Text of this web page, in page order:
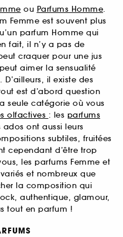
ou Parfums Homme.
Femme est souvent plus
parfum Homme qui
fait, il n’y a pas de
craquer pour une jus
aimer la sensualité
il existe des
est d’abord question
seule catégorie où vous
olfactives : les parfums
ados ont aussi leurs
subtiles, fruitées
cependant d’être trop
les parfums Femme et
et nombreux que
la composition qui
authentique, glamour,
tout en parfum !